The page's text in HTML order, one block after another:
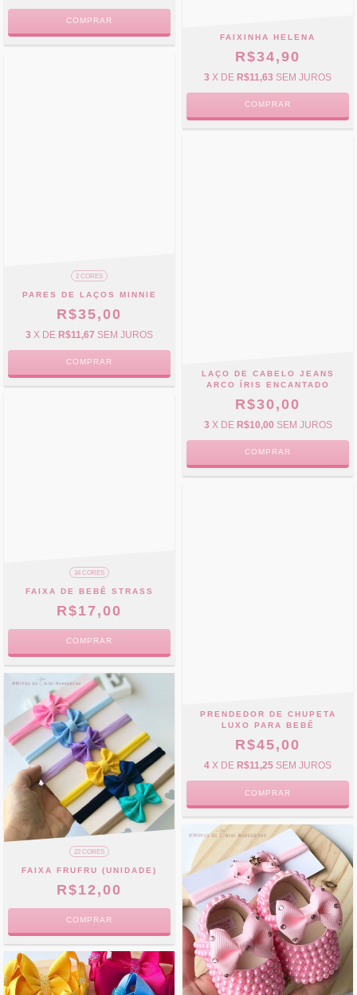
COMPRAR
FAIXINHA HELENA
R$34,90
3 X DE R$11,63 SEM JUROS
COMPRAR
2 CORES
PARES DE LAÇOS MINNIE
R$35,00
3 X DE R$11,67 SEM JUROS
COMPRAR
LAÇO DE CABELO JEANS
ARCO ÍRIS ENCANTADO
R$30,00
3 X DE R$10,00 SEM JUROS
COMPRAR
34 CORES
FAIXA DE BEBÊ STRASS
R$17,00
COMPRAR
PRENDEDOR DE CHUPETA
LUXO PARA BEBÊ
R$45,00
4 X DE R$11,25 SEM JUROS
22 CORES
FAIXA FRUFRU (UNIDADE)
R$12,00
COMPRAR